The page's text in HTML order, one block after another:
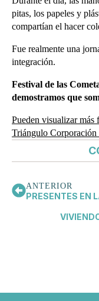
pitas, los papeles y
compartían el hacer
Fue realmente una
integración.
Festival de las
demostramos que
Pueden visualizar
Triángulo Corporación
ANTERIOR
PRESENTES EN